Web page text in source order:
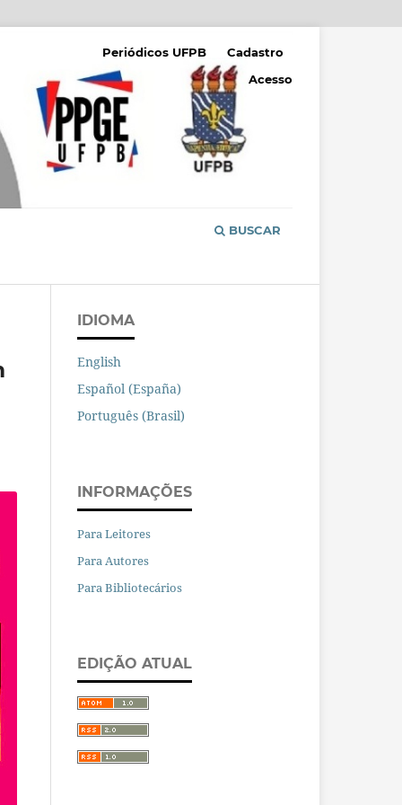
BUSCAR
Periódicos UFPB
Cadastro
Acesso
IDIOMA
English
Español (España)
Português (Brasil)
INFORMAÇÕES
Para Leitores
Para Autores
Para Bibliotecários
EDIÇÃO ATUAL